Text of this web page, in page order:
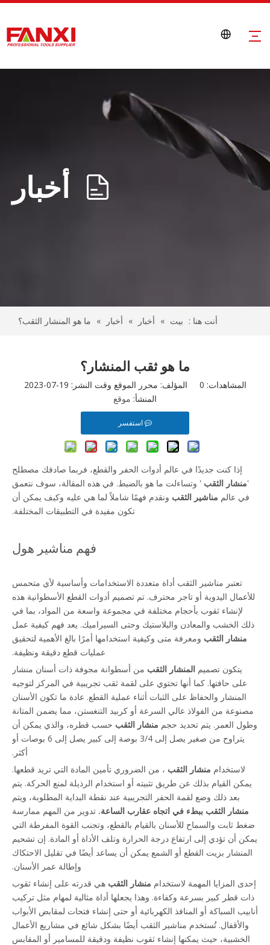
 أخبار
أنت هنا : بيت » أخبار » أخبار » ما هو المنشار الثقب؟
ما هو ثقب المنشار؟
المشاهدات: 0
المؤلف: محرر الموقع وقت النشر: 19-07-2023
المنشأ: موقع
استفسر
إذا كنت جديدًا في عالم أدوات الحفر والقطع، فربما صادفك مصطلح
'منشار الثقب ' وتساءلت ما هو بالضبط. في هذه المقالة، سوف نتعمق
في عالم مناشير الثقب ونقدم فهمًا شاملاً لما هي عليه وكيف يمكن أن
تكون مفيدة في التطبيقات المختلفة.
فهم مناشير هول
تعتبر مناشير الثقب أداة متعددة الاستخدامات وأساسية لأي متحمس
للأعمال اليدوية أو تاجر محترف. تم تصميم أدوات القطع الأسطوانية هذه
لإنشاء ثقوب بأحجام مختلفة في مجموعة واسعة من المواد، بما في
ذلك الخشب والمعادن والبلاستيك وحتى السيراميك. يعد فهم كيفية عمل
منشار الثقب ومعرفة متى وكيفية استخدامها أمرًا بالغ الأهمية لتحقيق
عمليات قطع دقيقة ونظيفة.
يتكون تصميم المنشار الثقب من أسطوانة مجوفة ذات أسنان منشار
على حافتها. كما أنها تحتوي على لقمة ثقب تجريبية في المركز لتوجيه
المنشار والحفاظ على الثبات أثناء عملية القطع. عادة ما تكون الأسنان
مصنوعة من الفولاذ عالي السرعة أو كربيد التنغستن، مما يضمن المتانة
وطول العمر. يتم تحديد حجم منشار الثقب حسب قطره، والذي يمكن أن
يتراوح من صغير يصل إلى 3/4 بوصة إلى كبير يصل إلى 6 بوصات أو
أكثر.
لاستخدام منشار الثقب ، من الضروري تأمين المادة التي تريد قطعها.
يمكن القيام بذلك عن طريق تثبيته أو استخدام الرذيلة لمنع الحركة. يتم
بعد ذلك وضع لقمة الحفر التجريبية عند نقطة البداية المطلوبة، ويتم
منشار الثقب ببطء في اتجاه عقارب الساعة. تدوير من المهم ممارسة
ضغط ثابت والسماح للأسنان بالقيام بالقطع، وتجنب القوة المفرطة التي
يمكن أن تؤدي إلى ارتفاع درجة الحرارة وتلف الأداة أو المادة. إن تشحيم
المنشار بزيت القطع أو الشمع يمكن أن يساعد أيضًا في تقليل الاحتكاك
وإطالة عمر الأسنان.
إحدى المزايا المهمة لاستخدام منشار الثقب هي قدرته على إنشاء ثقوب
ذات قطر كبير بسرعة وكفاءة. وهذا يجعلها أداة مثالية لمهام مثل تركيب
أنابيب السباكة أو المنافذ الكهربائية أو حتى إنشاء فتحات لمقابض الأبواب
والأقفال. تُستخدم مناشير الثقب أيضًا بشكل شائع في مشاريع الأعمال
الخشبية، حيث يمكنها إنشاء ثقوب نظيفة ودقيقة للمسامير أو المقابس